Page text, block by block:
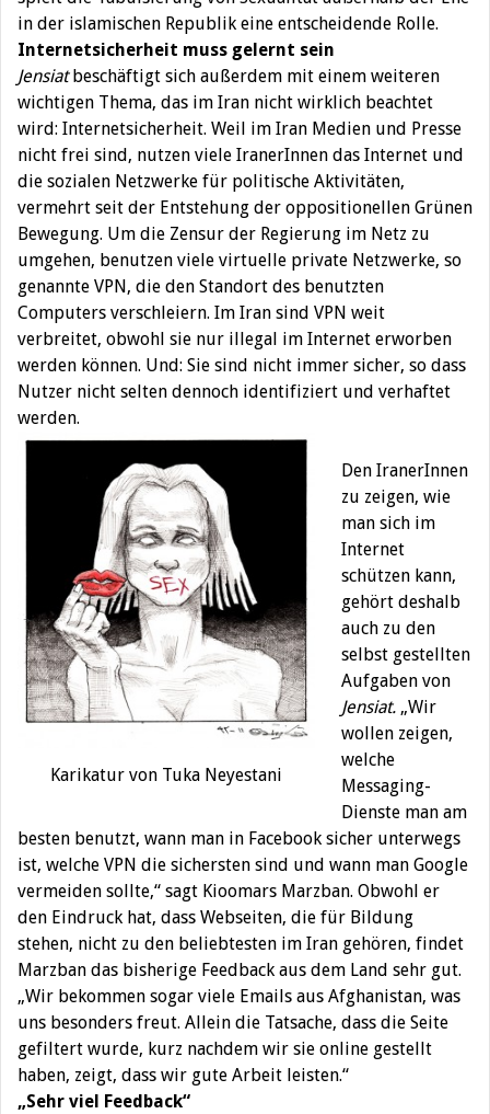
in der islamischen Republik eine entscheidende Rolle.
Internetsicherheit muss gelernt sein
Jensiatbeschäftigt sich außerdem mit einem weiteren
wichtigen Thema, das im Iran nicht wirklich beachtet
wird: Internetsicherheit. Weil im Iran Medien und Presse
nicht frei sind, nutzen viele IranerInnen das Internet und
die sozialen Netzwerke für politische Aktivitäten,
vermehrt seit der Entstehung der oppositionellen Grünen
Bewegung. Um die Zensur der Regierung im Netz zu
umgehen, benutzen viele virtuelle private Netzwerke, so
genannte VPN, die den Standort des benutzten
Computers verschleiern. Im Iran sind VPN weit
verbreitet, obwohl sie nur illegal im Internet erworben
werden können. Und: Sie sind nicht immer sicher, so dass
Nutzer nicht selten dennoch identifiziert und verhaftet
werden.
Karikatur von Tuka Neyestani
Den IranerInnen
zu zeigen, wie
man sich im
Internet
schützen kann,
gehört deshalb
auch zu den
selbst gestellten
Aufgaben von
Jensiat. „Wir
wollen zeigen,
welche
Messaging-
Dienste man am
besten benutzt, wann man in Facebook sicher unterwegs
ist, welche VPN die sichersten sind und wann man Google
vermeiden sollte,“ sagt Kioomars Marzban. Obwohl er
den Eindruck hat, dass Webseiten, die für Bildung
stehen, nicht zu den beliebtesten im Iran gehören, findet
Marzban das bisherige Feedback aus dem Land sehr gut.
„Wir bekommen sogar viele Emails aus Afghanistan, was
uns besonders freut. Allein die Tatsache, dass die Seite
gefiltert wurde, kurz nachdem wir sie online gestellt
haben, zeigt, dass wir gute Arbeit leisten.“
„Sehr viel Feedback“